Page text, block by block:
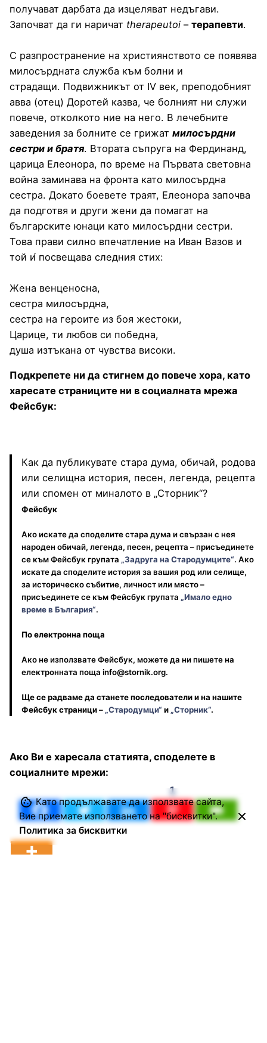
получават дарбата да изцеляват недъгави.
Започват да ги наричат therapeutoi – терапевти.
С разпространение на християнството се появява
милосърдната служба към болни и
страдащи. Подвижникът от IV век, преподобният
авва (отец) Доротей казва, че болният ни служи
повече, отколкото ние на него. В лечебните
заведения за болните се грижат милосърдни
сестри и братя. Втората съпруга на Фердинанд,
царица Елеонора, по време на Първата световна
война заминава на фронта като милосърдна
сестра. Докато боевете траят, Елеонора започва
да подготвя и други жени да помагат на
българските юнаци като милосърдни сестри.
Това прави силно впечатление на Иван Вазов и
той и́ посвещава следния стих:
Жена венценосна,
сестра милосърдна,
сестра на героите из боя жестоки,
Царице, ти любов си победна,
душа изтъкана от чувства високи.
Подкрепете ни да стигнем до повече хора, като
харесате страниците ни в социалната мрежа
Фейсбук:
Как да публикувате стара дума, обичай, родова
или селищна история, песен, легенда, рецепта
или спомен от миналото в „Сторник“?
Фейсбук
Ако искате да споделите стара дума и свързан с нея
народен обичай, легенда, песен, рецепта – присъединете
се към Фейсбук групата „Задруга на Стародумците“. Ако
искате да споделите история за вашия род или селище,
за историческо събитие, личност или място –
присъединете се към Фейсбук групата „Имало едно
време в България“.
По електронна поща
Ако не използвате Фейсбук, можете да ни пишете на
електронната поща info@stornik.org.
Ще се радваме да станете последователи и на нашите
Фейсбук страници – „Стародумци“ и „Сторник“.
Ако Ви е харесала статията, споделете в
социалните мрежи:
1
Като продължавате да използвате сайта,
Вие приемате използването на "бисквитки".
Политика за бисквитки